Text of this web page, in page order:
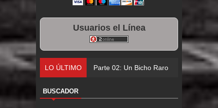
Usuarios el Línea
LO ÚLTIMO Parte 02: Un Bicho Raro
BUSCADOR